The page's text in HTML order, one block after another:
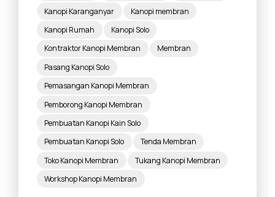
Kanopi Karanganyar
Kanopi membran
Kanopi Rumah
Kanopi Solo
Kontraktor Kanopi Membran
Membran
Pasang Kanopi Solo
Pemasangan Kanopi Membran
Pemborong Kanopi Membran
Pembuatan Kanopi Kain Solo
Pembuatan Kanopi Solo
Tenda Membran
Toko Kanopi Membran
Tukang Kanopi Membran
Workshop Kanopi Membran